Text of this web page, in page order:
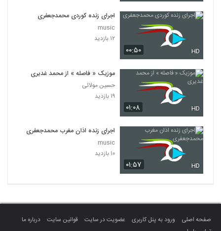
۰۰:۵۰ HD
اجرای زنده کوردی محمدجعفری
music
۱۲ بازدید
۰۱:۰۸ HD
موزیک « فاصله » از محمد غدیری
حسین مولائی
۱۹ بازدید
۰۱:۵۷ HD
اجرای زنده اذان مغرب محمدجعفری
music
۱۰ بازدید
صفحه اصلی ورود به پنل کاربری عضویت در سایت قوانین سایت
درباره ما